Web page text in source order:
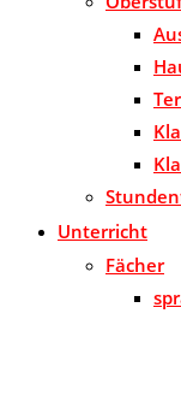
Unterricht
Fächer